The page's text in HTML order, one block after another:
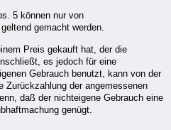
5 können nur von
gemacht werden.
Preis gekauft hat, der die
es jedoch für eine
Gebrauch benutzt, kann von der
Zurückzahlung der angemessenen
daß der nichteigene Gebrauch eine
genügt.